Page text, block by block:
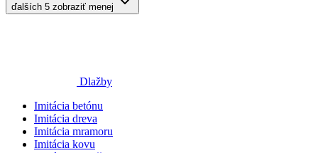
ďalších 5 zobraziť menej
Dlažby
Imitácia betónu
Imitácia dreva
Imitácia mramoru
Imitácia kovu